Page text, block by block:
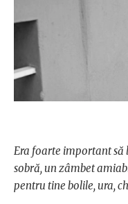
Era foarte important să
sobră, un zâmbet
pentru tine bolile, ura,